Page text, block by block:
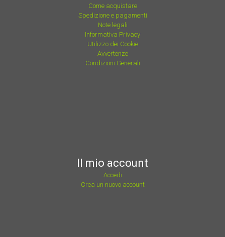
Come acquistare
Spedizione e pagamenti
Note legali
Informativa Privacy
Utilizzo dei Cookie
Avvertenze
Condizioni Generali
Il mio account
Accedi
Crea un nuovo account